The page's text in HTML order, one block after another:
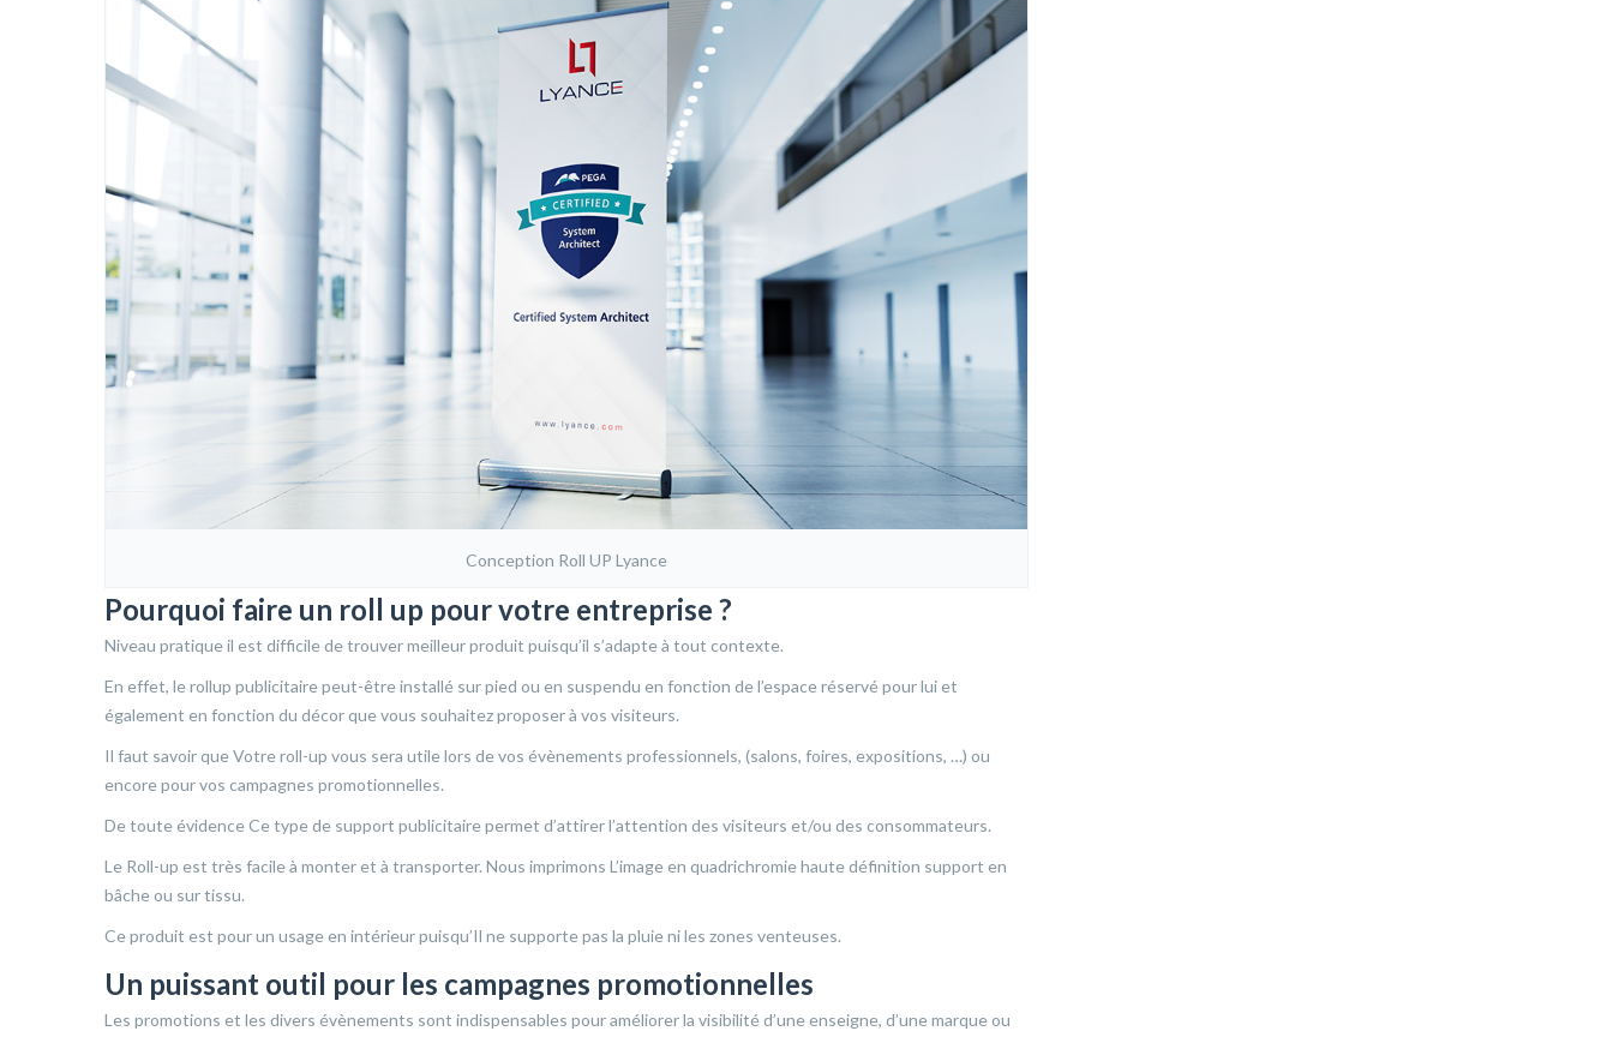
Conception Roll UP Lyance
Pourquoi faire un roll up pour votre entreprise ?
Niveau pratique il est difficile de trouver meilleur produit puisqu’il s’adapte à tout contexte.
En effet, le rollup publicitaire peut-être installé sur pied ou en suspendu en fonction de l’espace réservé pour lui et
également en fonction du décor que vous souhaitez proposer à vos visiteurs.
Il faut savoir que Votre roll-up vous sera utile lors de vos évènements professionnels, (salons, foires, expositions, …) ou
encore pour vos campagnes promotionnelles.
De toute évidence Ce type de support publicitaire permet d’attirer l’attention des visiteurs et/ou des consommateurs.
Le Roll-up est très facile à monter et à transporter. Nous imprimons L’image en quadrichromie haute définition support en
bâche ou sur tissu.
Ce produit est pour un usage en intérieur puisqu’Il ne supporte pas la pluie ni les zones venteuses.
Un puissant outil pour les campagnes promotionnelles
Les promotions et les divers évènements sont indispensables pour améliorer la visibilité d’une enseigne, d’une marque ou